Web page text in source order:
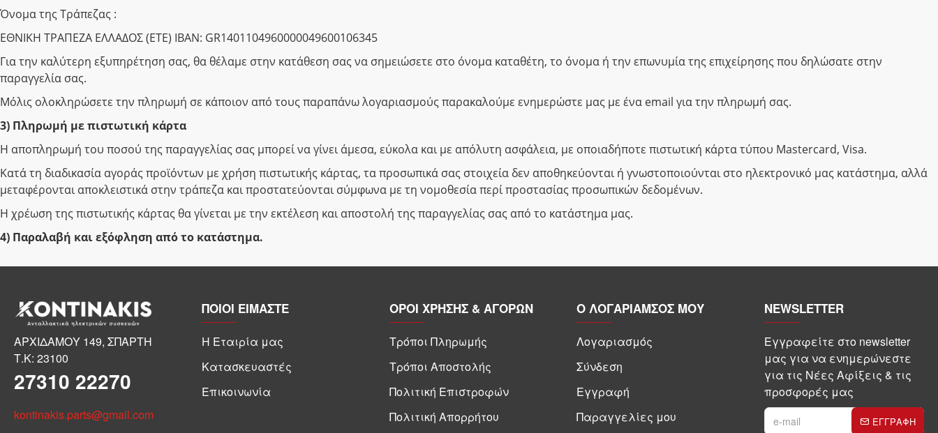
Όνομα της Τράπεζας :
ΕΘΝΙΚΗ ΤΡΑΠΕΖΑ ΕΛΛΑΔΟΣ (ΕΤΕ) IBAN: GR1401104960000049600106345
Για την καλύτερη εξυπηρέτηση σας, θα θέλαμε στην κατάθεση σας να σημειώσετε στο όνομα καταθέτη, το όνομα ή την επωνυμία της επιχείρησης που δηλώσατε στην
παραγγελία σας.
Μόλις ολοκληρώσετε την πληρωμή σε κάποιον από τους παραπάνω λογαριασμούς παρακαλούμε ενημερώστε μας με ένα email για την πληρωμή σας.
3) Πληρωμή με πιστωτική κάρτα
Η αποπληρωμή του ποσού της παραγγελίας σας μπορεί να γίνει άμεσα, εύκολα και με απόλυτη ασφάλεια, με οποιαδήποτε πιστωτική κάρτα τύπου Mastercard, Visa.
Κατά τη διαδικασία αγοράς προϊόντων με χρήση πιστωτικής κάρτας, τα προσωπικά σας στοιχεία δεν αποθηκεύονται ή γνωστοποιούνται στο ηλεκτρονικό μας κατάστημα, αλλά
μεταφέρονται αποκλειστικά στην τράπεζα και προστατεύονται σύμφωνα με τη νομοθεσία περί προστασίας προσωπικών δεδομένων.
Η χρέωση της πιστωτικής κάρτας θα γίνεται με την εκτέλεση και αποστολή της παραγγελίας σας από το κατάστημα μας.
4) Παραλαβή και εξόφληση από το κατάστημα.
ΑΡΧΙΔΑΜΟΥ 149, ΣΠΑΡΤΗ
Τ.Κ: 23100
27310 22270
kontinakis.parts@gmail.com
ΠΟΙΟΙ ΕΙΜΑΣΤΕ
Η Εταιρία μας
Κατασκευαστές
Επικοινωνία
ΟΡΟΙ ΧΡΗΣΗΣ & ΑΓΟΡΩΝ
Τρόποι Πληρωμής
Τρόποι Αποστολής
Πολιτική Επιστροφών
Πολιτική Απορρήτου
Ο ΛΟΓΑΡΙΑΜΣΟΣ ΜΟΥ
Λογαριασμός
Σύνδεση
Εγγραφή
Παραγγελίες μου
NEWSLETTER
Εγγραφείτε στο newsletter
μας για να ενημερώνεστε
για τις Νέες Αφίξεις & τις
προσφορές μας
ΕΓΓΡΑΦΗ